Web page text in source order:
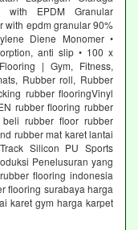
with EPDM Granular
with epdm granular 90%
Diene Monomer •
anti slip • 100 x
| Gym, Fitness,
Rubber roll, Rubber
rubber flooringVinyl
rubber flooring rubber
rubber floor rubber
rubber mat karet lantai
Silicon PU Sports
Penelusuran yang
flooring indonesia
flooring surabaya harga
karet gym harga karpet